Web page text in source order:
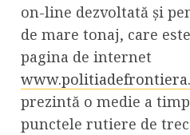
on-line dezvoltată și
de mare tonaj, care
pagina de internet
prezintă o medie a
punctele rutiere de